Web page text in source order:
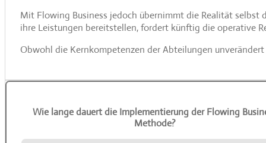
Mit Flowing Business jedoch übernimmt die Realität selbst
ihre Leistungen bereitstellen, fordert künftig die operative
Obwohl die Kernkompetenzen der Abteilungen
Wie lange dauert die Implementierung der Flowing
Methode?